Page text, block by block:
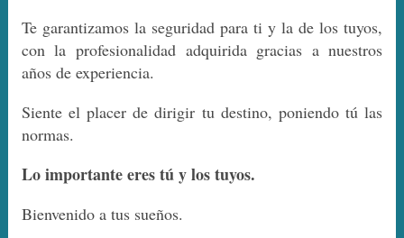
Te garantizamos la seguridad para ti y la de los tuyos,
con la profesionalidad adquirida gracias a nuestros
años de experiencia.
Siente el placer de dirigir tu destino, poniendo tú las
normas.
Lo importante eres tú y los tuyos.
Bienvenido a tus sueños.